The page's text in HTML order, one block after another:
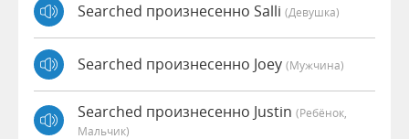
Searched произнесенно Salli (девушка)
Searched произнесенно Joey (мужчина)
Searched произнесенно Justin (Ребёнок,
Мальчик)